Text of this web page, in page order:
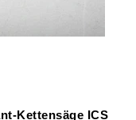
Kettensäge ICS